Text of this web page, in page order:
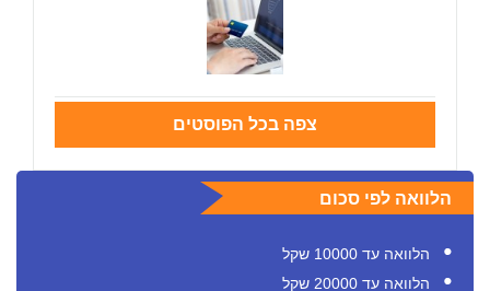
צפה בכל הפוסטים
הלוואה לפי סכום
הלוואה עד 10000 שקל
הלוואה עד 20000 שקל